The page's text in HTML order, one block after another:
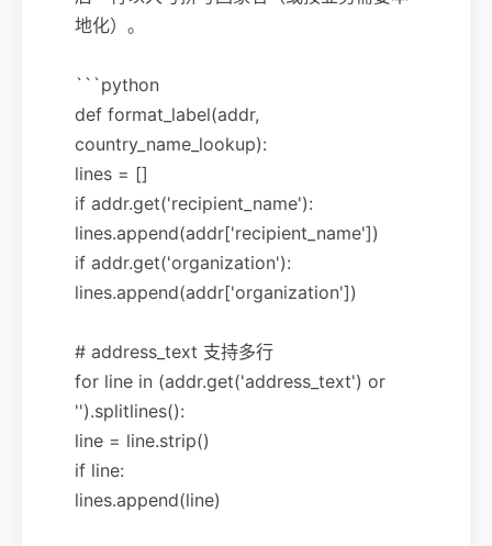
地化）。
```python
def format_label(addr,
country_name_lookup):
lines = []
if addr.get('recipient_name'):
lines.append(addr['recipient_name'])
if addr.get('organization'):
lines.append(addr['organization'])
# address_text 支持多行
for line in (addr.get('address_text') or
'').splitlines():
line = line.strip()
if line:
lines.append(line)